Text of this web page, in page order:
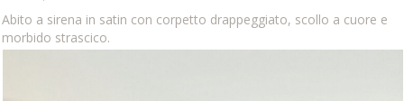
Abito a sirena in satin con corpetto drappeggiato, scollo a cuore e
morbido strascico.